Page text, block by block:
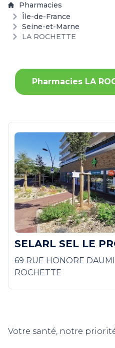
Pharmacies
Île-de-France
Seine-et-Marne
LA ROCHETTE
Pharmacies LA
SELARL SEL LE
69 RUE HONORE
ROCHETTE
Votre santé, notre